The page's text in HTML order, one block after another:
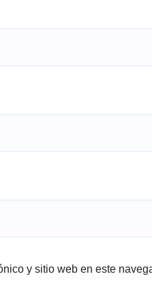
y sitio web en este